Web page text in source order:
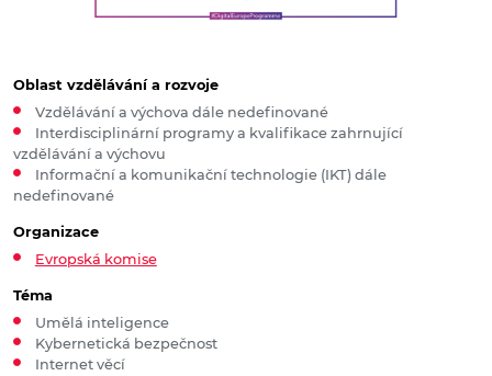
Oblast vzdělávání a rozvoje
Vzdělávání a výchova dále nedefinované
Interdisciplinární programy a kvalifikace zahrnující
vzdělávání a výchovu
Informační a komunikační technologie (IKT) dále
nedefinované
Organizace
Evropská komise
Téma
Umělá inteligence
Kybernetická bezpečnost
Internet věcí